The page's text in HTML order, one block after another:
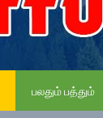
பலதும் பத்தும்